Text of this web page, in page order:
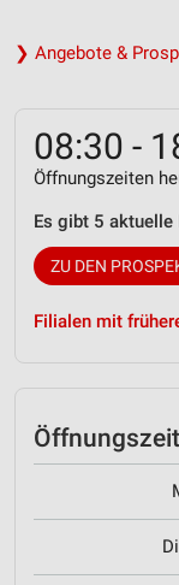
❯ Angebote &
08:30 -
Öffnungszeiten
Es gibt 5 aktuelle
ZU DEN
Filialen mit